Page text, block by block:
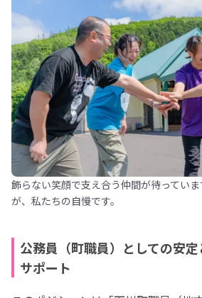
飾らない笑顔で支え合う仲間が待ってい
が、私たちの自慢です。
公務員（町職員）としての安
サポート